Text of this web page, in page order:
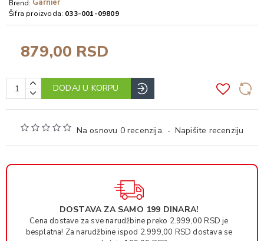
Na osnovu 0 recenzija. - Napišite recenziju
879,00 RSD
Brend: Garnier
Šifra proizvoda: 033-001-09809
DODAJ U KORPU
DOSTAVA ZA SAMO 199 DINARA!
Cena dostave za sve narudžbine preko 2.999,00 RSD je
besplatna! Za narudžbine ispod 2.999,00 RSD dostava se